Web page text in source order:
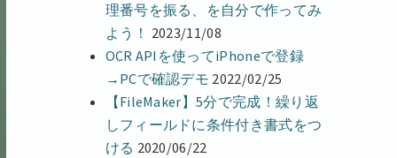
理番号を振る、を自分で作ってみ
よう！ 2023/11/08
OCR APIを使ってiPhoneで登録
→PCで確認デモ 2022/02/25
【FileMaker】5分で完成！繰り返
しフィールドに条件付き書式をつ
ける 2020/06/22